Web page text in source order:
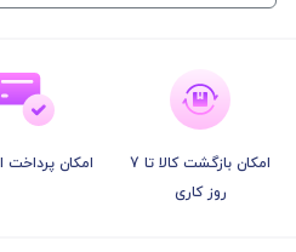
امکان بازگشت کالا تا 7
روز کاری
امکان پرداخت